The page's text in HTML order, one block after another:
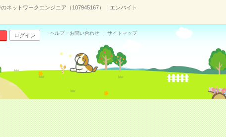
ネットワークエンジニア（107945167）｜エンバイト
ログイン ヘルプ・お問い合わせ サイトマップ